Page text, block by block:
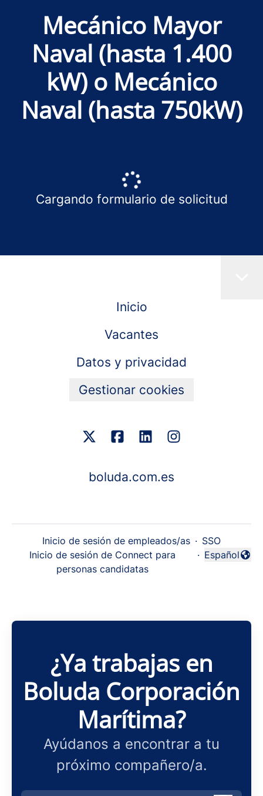
Mecánico Mayor
Naval (hasta 1.400
kW) o Mecánico
Naval (hasta 750kW)
Cargando formulario de solicitud
Inicio
Vacantes
Datos y privacidad
Gestionar cookies
boluda.com.es
Inicio de sesión de empleados/as · SSO
Inicio de sesión de Connect para
personas candidatas
·
Cambiar
Español
¿Ya trabajas en
Boluda Corporación
Marítima?
Ayúdanos a encontrar a tu
próximo compañero/a.